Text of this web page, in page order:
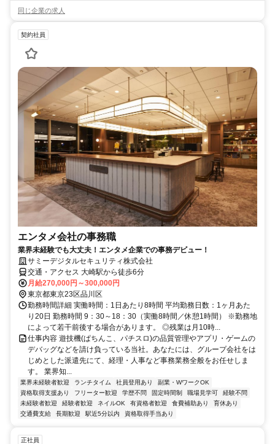
同じ企業の求人
契約社員
エンタメ会社の事務職
業界未経験でも大丈夫！エンタメ企業での事務デビュー！
サミーデジタルセキュリティ株式会社
交通・アクセス 大崎駅から徒歩6分
月給270,000円～300,000円
東京都東京23区品川区
勤務時間詳細 実働時間：1日あたり8時間 平均勤務日数：1ヶ月あた
り20日 勤務時間 9：30～18：30（実働8時間／休憩1時間） ※勤務地
によって若干前後する場合があります。 ◎残業は月10時...
仕事内容 遊技機(ぱちんこ、パチスロ)の品質管理やアプリ・ゲームの
デバッグなどを請け負っている当社。あなたには、グループ会社をは
じめとした派遣先にて、経理・人事など事務業務全般をお任せしま
す。 業界知...
業界未経験者歓迎 ランチタイム 社員登用あり
副業・WワークOK
資格取得支援あり
フリーター歓迎 学歴不問 固定時間制 職場見学可
経験不問
未経験者歓迎
経験者歓迎 ネイルOK 有資格者歓迎 食費補助あり
育休あり
交通費支給
長期歓迎 駅近5分以内 資格取得手当あり
正社員